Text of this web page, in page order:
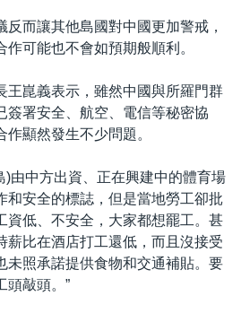
而讓其他島國對中國更加警戒，
可能也不會如預期般順利。
王崑義表示，雖然中國與所羅門群
簽署安全、航空、電信等秘密協
顯然發生不少問題。
)由中方出資、正在興建中的體育場
和安全的標誌，但是當地勞工卻批
資低、不安全，大家都想罷工。甚
薪比在酒店打工還低，而且沒接受
未照承諾提供食物和交通補貼。要
頭敲頭。”